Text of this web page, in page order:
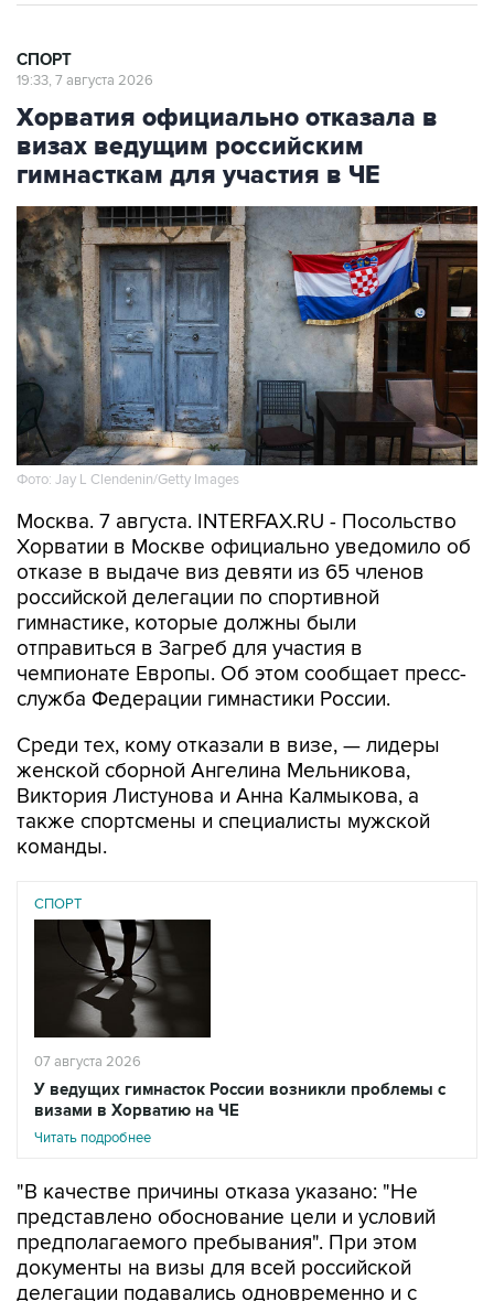
СПОРТ
19:33, 7 августа 2026
Хорватия официально отказала в
визах ведущим российским
гимнасткам для участия в ЧЕ
Фото: Jay L Clendenin/Getty Images
Москва. 7 августа. INTERFAX.RU - Посольство
Хорватии в Москве официально уведомило об
отказе в выдаче виз девяти из 65 членов
российской делегации по спортивной
гимнастике, которые должны были
отправиться в Загреб для участия в
чемпионате Европы. Об этом сообщает пресс-
служба Федерации гимнастики России.
Среди тех, кому отказали в визе, — лидеры
женской сборной Ангелина Мельникова,
Виктория Листунова и Анна Калмыкова, а
также спортсмены и специалисты мужской
команды.
СПОРТ
07 августа 2026
У ведущих гимнасток России возникли проблемы с
визами в Хорватию на ЧЕ
Читать подробнее
"В качестве причины отказа указано: "Не
представлено обоснование цели и условий
предполагаемого пребывания". При этом
документы на визы для всей российской
делегации подавались одновременно и с